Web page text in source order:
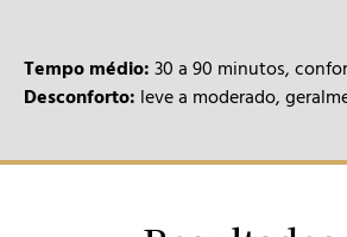
Tempo médio:30 a 90 minutos,
Desconforto: leve a moderado,